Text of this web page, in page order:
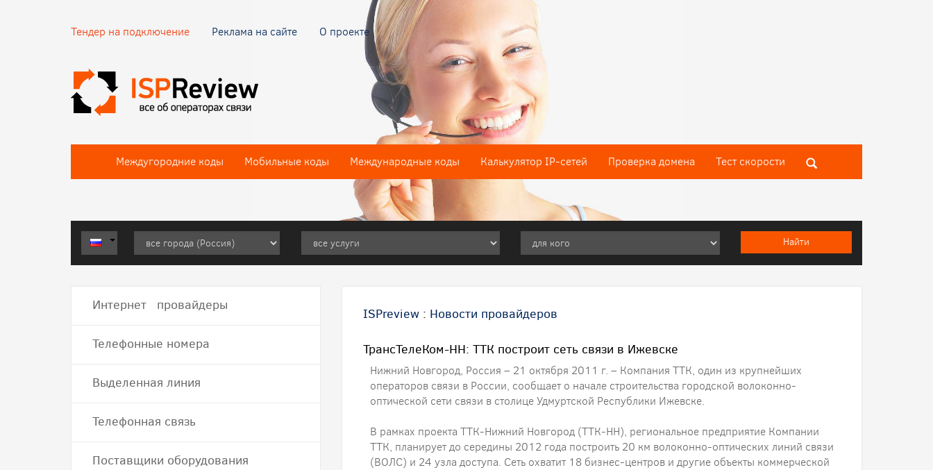
Тендер на подключение Реклама на сайте О проекте
Междугородние коды Мобильные коды Международные коды Калькулятор IP-сетей Проверка домена Тест скороcти
ISPreview : Новости провайдеров
ТрансТелеКом-НН: ТТК построит сеть связи в Ижевске
Нижний Новгород, Россия – 21 октября 2011 г. – Компания ТТК, один из крупнейших
операторов связи в России, сообщает о начале строительства городской волоконно-
оптической сети связи в столице Удмуртской Республики Ижевске.
В рамках проекта ТТК-Нижний Новгород (ТТК-НН), региональное предприятие Компании
ТТК, планирует до середины 2012 года построить 20 км волоконно-оптических линий связи
(ВОЛС) и 24 узла доступа. Сеть охватит 18 бизнес-центров и другие объекты коммерческой
Интернет провайдеры
Телефонные номера
Выделенная линия
Телефонная связь
Поставщики оборудования